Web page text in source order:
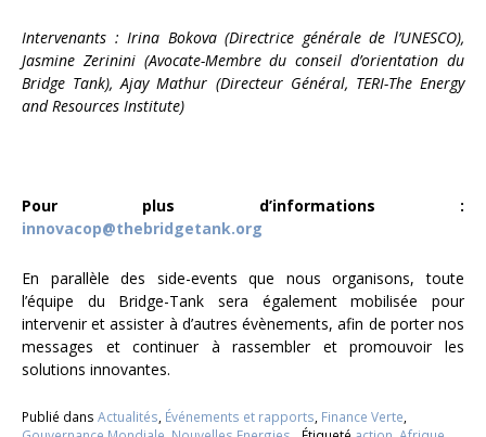
Intervenants : Irina Bokova (Directrice générale de l’UNESCO),
Jasmine Zerinini (Avocate-Membre du conseil d’orientation du
Bridge Tank), Ajay Mathur (Directeur Général, TERI-The Energy
and Resources Institute)
Pour plus d’informations :
innovacop@thebridgetank.org
En parallèle des side-events que nous organisons, toute
l’équipe du Bridge-Tank sera également mobilisée pour
intervenir et assister à d’autres évènements, afin de porter nos
messages et continuer à rassembler et promouvoir les
solutions innovantes.
Publié dans Actualités Événements et rapports Finance Verte